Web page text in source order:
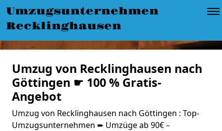
Umzugsunternehmen
Recklinghausen
Umzug von Recklinghausen nach
Göttingen ☛ 100 % Gratis-
Angebot
Umzug von Recklinghausen nach Göttingen : Top-
Umzugsunternehmen ➨ Umzüge ab 90€ –